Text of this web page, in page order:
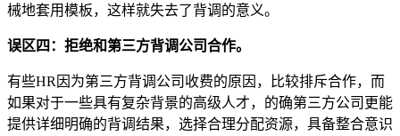
械地套用模板，这样就失去了背调的意义。
误区四：拒绝和第三方背调公司合作。
有些HR因为第三方背调公司收费的原因，比较排斥合作，而
如果对于一些具有复杂背景的高级人才，的确第三方公司更能
提供详细明确的背调结果，选择合理分配资源，具备整合意识